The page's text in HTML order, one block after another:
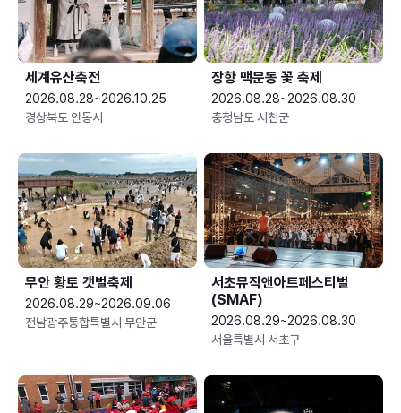
세계유산축전
2026.08.28~2026.10.25
경상북도 안동시
장항 맥문동 꽃 축제
2026.08.28~2026.08.30
충청남도 서천군
무안 황토 갯벌축제
2026.08.29~2026.09.06
전남광주통합특별시 무안군
서초뮤직앤아트페스티벌
(SMAF)
2026.08.29~2026.08.30
서울특별시 서초구